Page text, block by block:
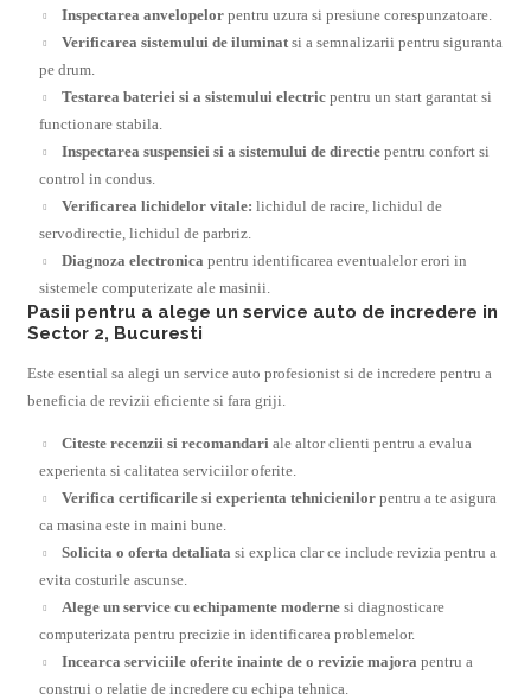
Inspectarea anvelopelor pentru uzura si presiune corespunzatoare.
Verificarea sistemului de iluminat si a semnalizarii pentru siguranta
pe drum.
Testarea bateriei si a sistemului electric pentru un start garantat si
functionare stabila.
Inspectarea suspensiei si a sistemului de directie pentru confort si
control in condus.
Verificarea lichidelor vitale: lichidul de racire, lichidul de
servodirectie, lichidul de parbriz.
Diagnoza electronica pentru identificarea eventualelor erori in
sistemele computerizate ale masinii.
Pasii pentru a alege un service auto de incredere in
Sector 2, Bucuresti
Este esential sa alegi un service auto profesionist si de incredere pentru a
beneficia de revizii eficiente si fara griji.
Citeste recenzii si recomandari ale altor clienti pentru a evalua
experienta si calitatea serviciilor oferite.
Verifica certificarile si experienta tehnicienilor pentru a te asigura
ca masina este in maini bune.
Solicita o oferta detaliata si explica clar ce include revizia pentru a
evita costurile ascunse.
Alege un service cu echipamente moderne si diagnosticare
computerizata pentru precizie in identificarea problemelor.
Incearca serviciile oferite inainte de o revizie majora pentru a
construi o relatie de incredere cu echipa tehnica.